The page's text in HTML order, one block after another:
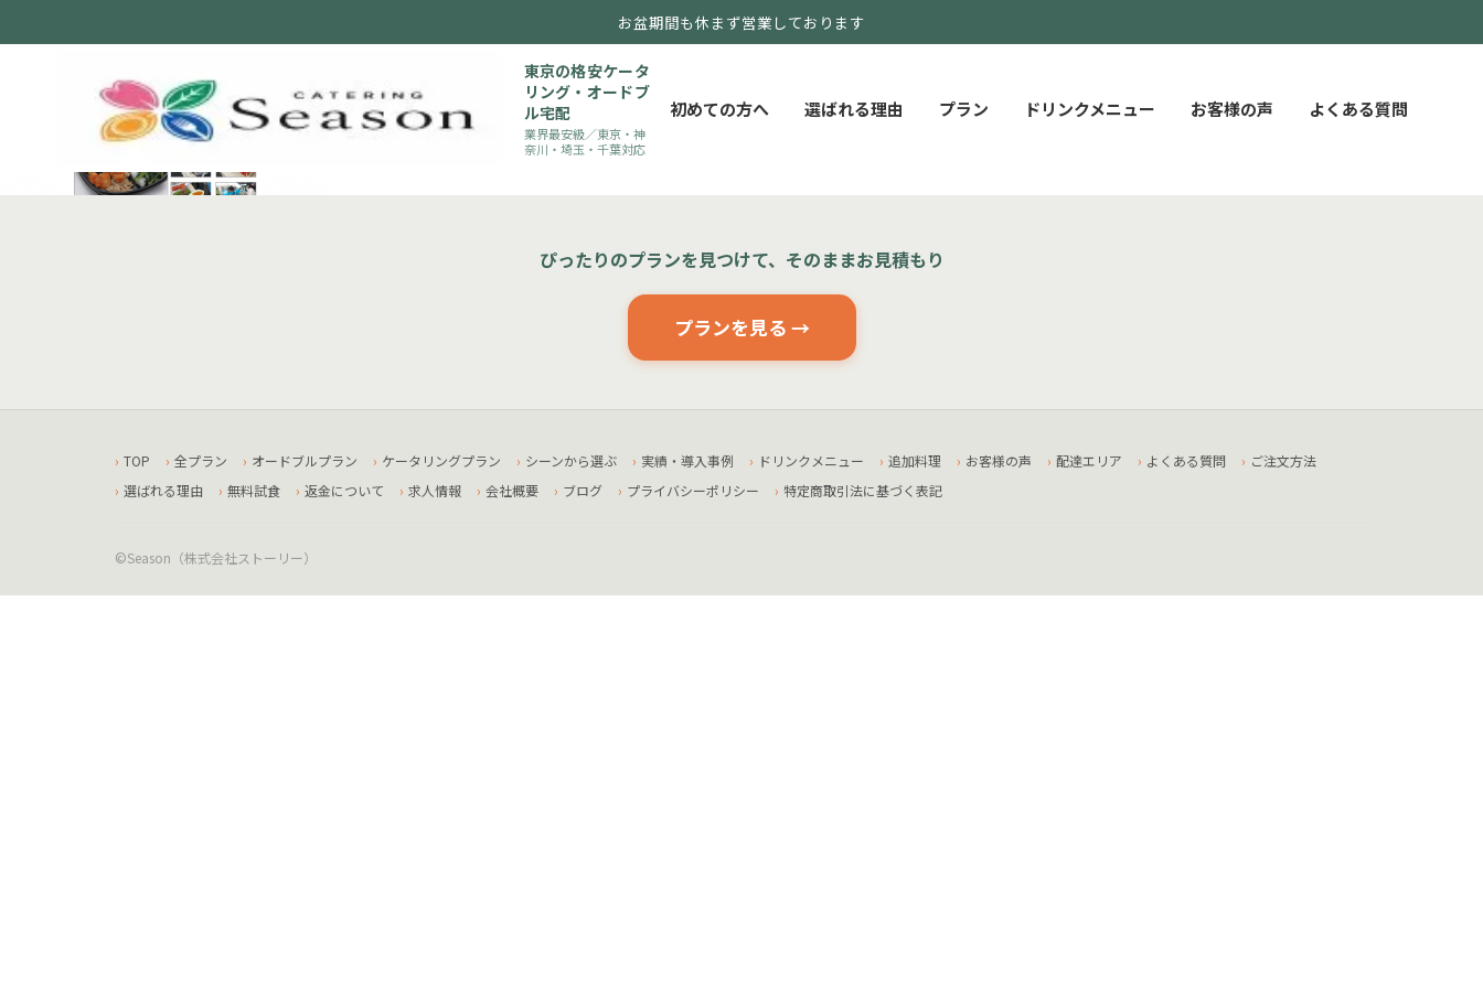
お盆期間も休まず営業しております
東京の格安ケータ
リング・オードブ
ル宅配
業界最安級／東京・神
奈川・埼玉・千葉対応
初めての方へ 選ばれる理由 プラン ドリンクメニュー お客様の声 よくある質問
ぴったりのプランを見つけて、そのままお見積もり
プランを見る →
TOP 全プラン オードブルプラン ケータリングプラン シーンから選ぶ 実績・導入事例 ドリンクメニュー 追加料理 お客様の声 配達エリア よくある質問
ご注文方法
選ばれる理由
無料試食 返金について 求人情報 会社概要 ブログ プライバシーポリシー 特定商取引法に基づく表記
©Season（株式会社ストーリー）